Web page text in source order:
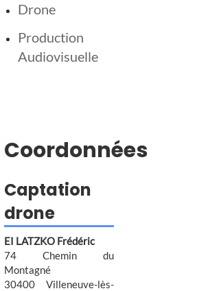
Drone
Production
Audiovisuelle
Coordonnées
Captation
drone
EI LATZKO Frédéric
74 Chemin du
Montagné
30400 Villeneuve-lès-